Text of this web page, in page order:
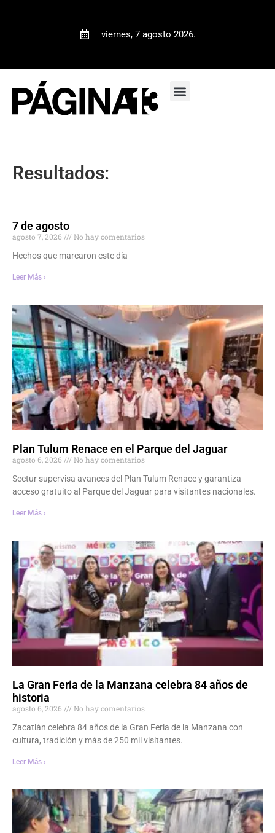
viernes, 7 agosto 2026.
Resultados:
7 de agosto
agosto 7, 2026
No hay comentarios
Hechos que marcaron este día
Leer Más ›
Plan Tulum Renace en el Parque del Jaguar
agosto 6, 2026
No hay comentarios
Sectur supervisa avances del Plan Tulum Renace y garantiza
acceso gratuito al Parque del Jaguar para visitantes nacionales.
Leer Más ›
La Gran Feria de la Manzana celebra 84 años de
historia
agosto 6, 2026
No hay comentarios
Zacatlán celebra 84 años de la Gran Feria de la Manzana con
cultura, tradición y más de 250 mil visitantes.
Leer Más ›